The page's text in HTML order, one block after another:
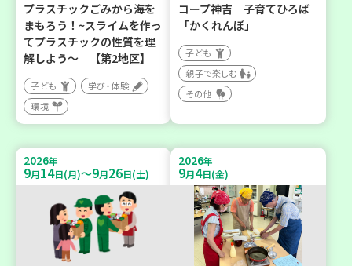
プラスチックごみから海を
まもろう！~スライムを作っ
てプラスチックの性質を理
解しよう～ 【第2地区】
子ども
学び・体験
環境
コープ神吉 子育てひろば
「かくれんぼ」
子ども
親子で楽しむ
その他
2026年
9月14日(月)～9月26日(土)
2026年
9月4日(金)